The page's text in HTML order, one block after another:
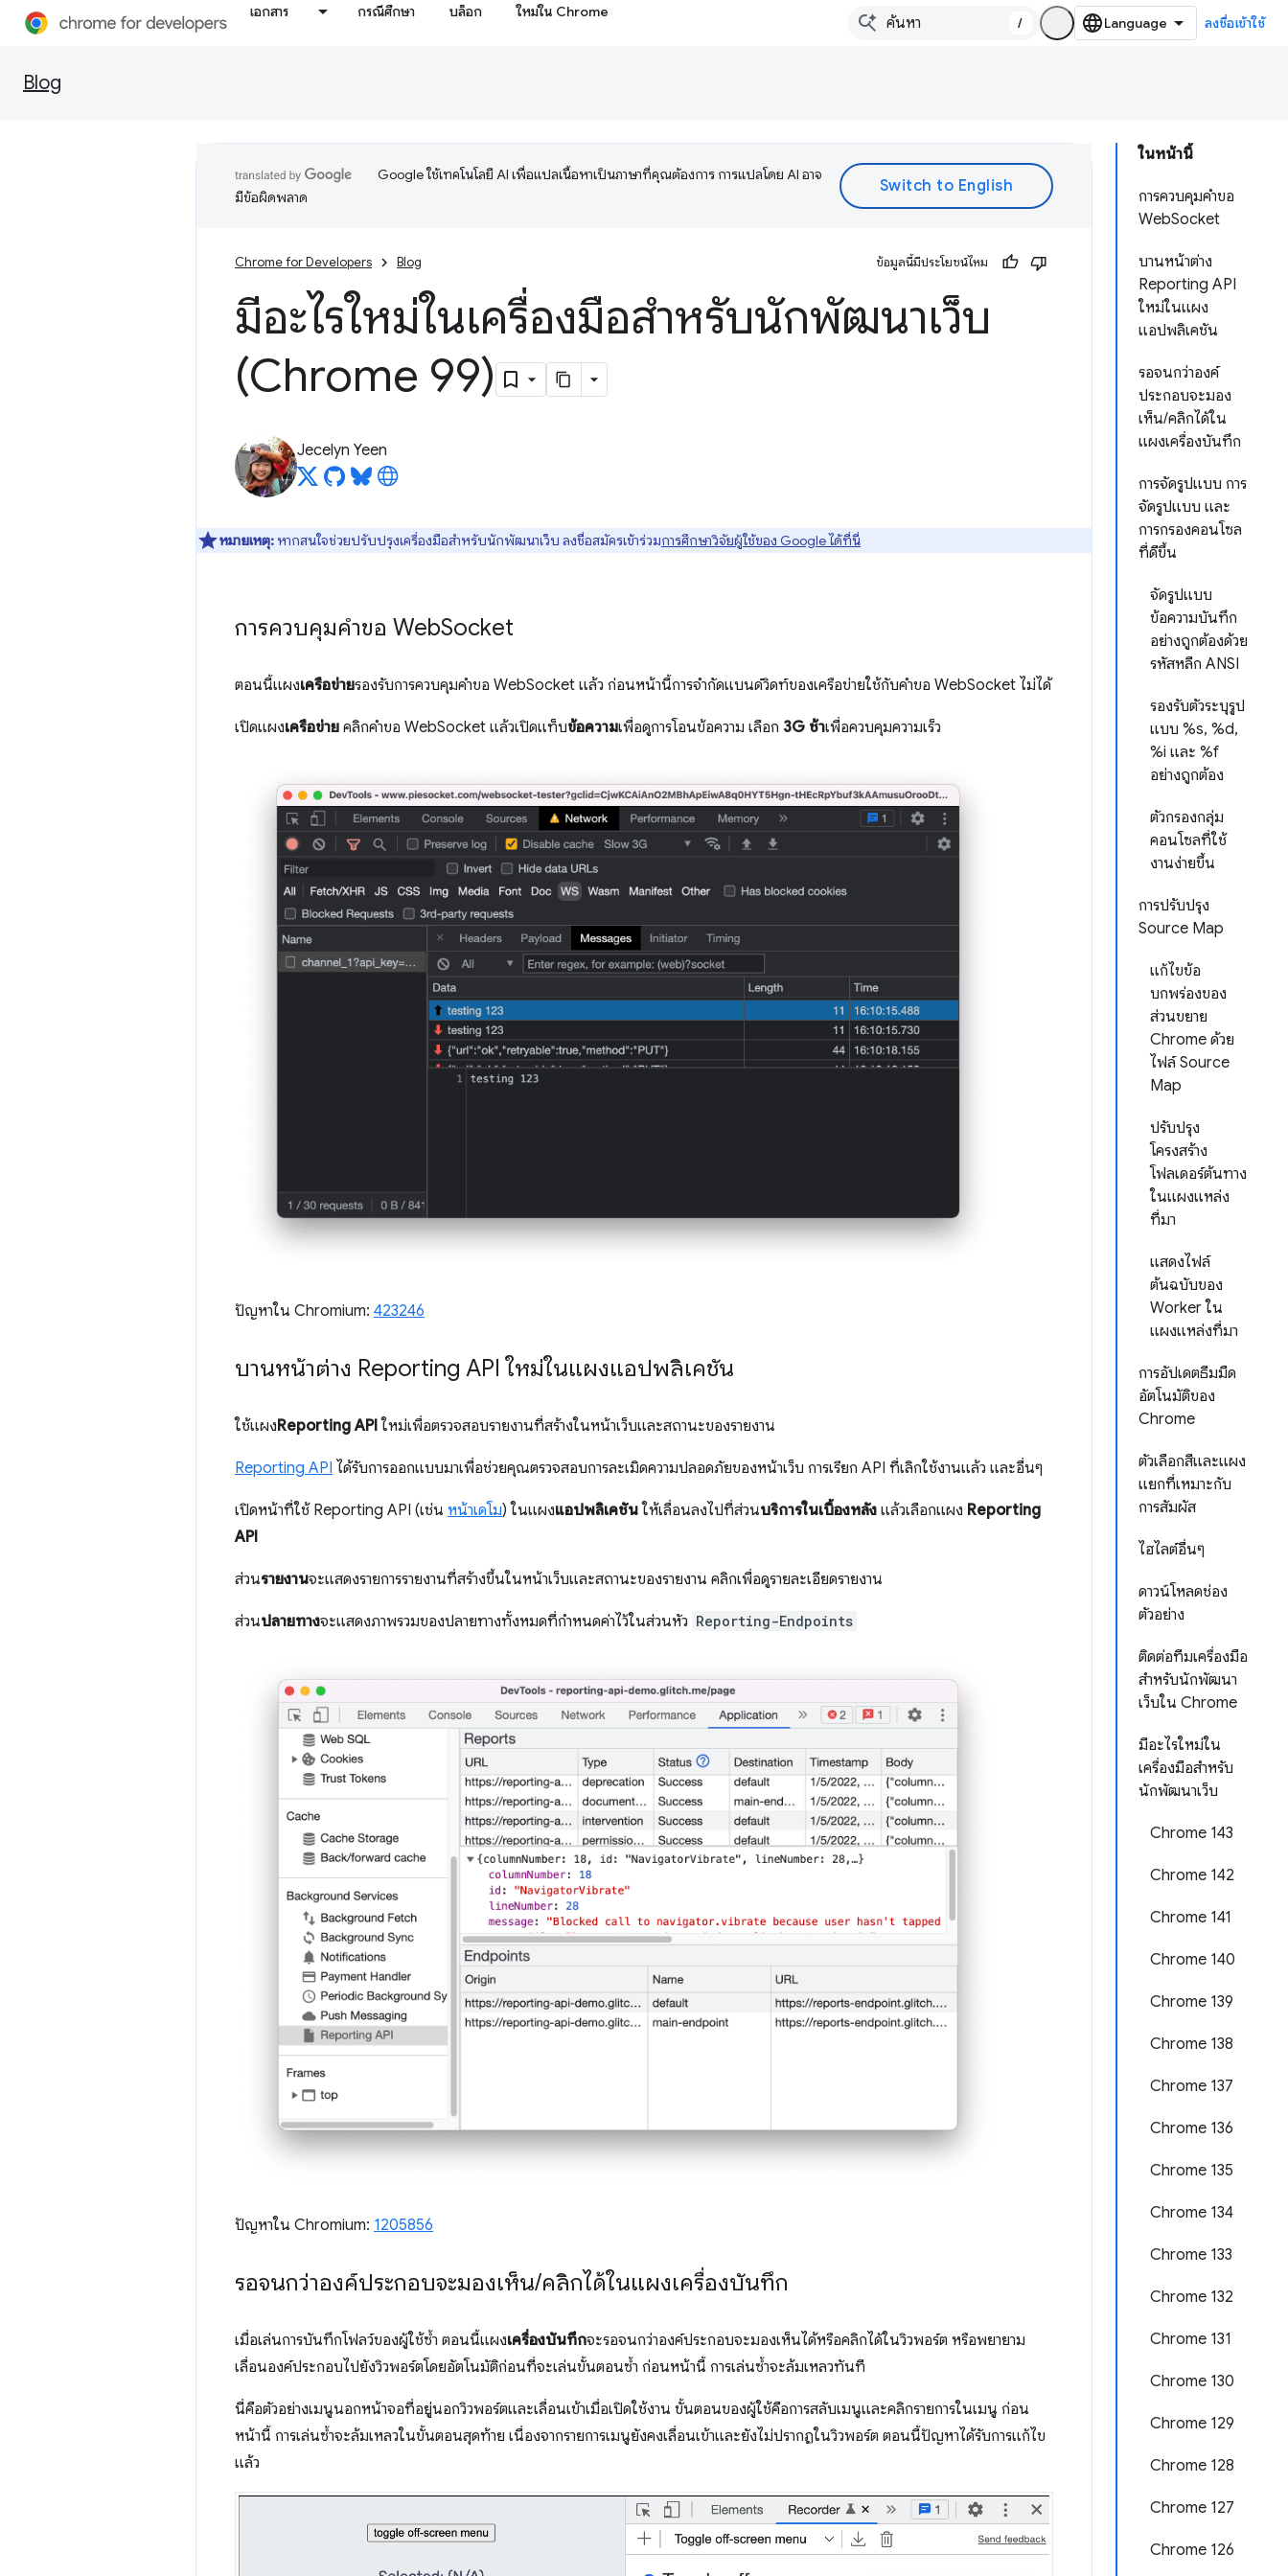
เอกสาร กรณีศึกษา บล็อก ใหม่ใน Chrome
/ ลงชื่อเข้าใช้
Blog
ในหน้านี้
การควบคุมคำขอ
WebSocket
บานหน้าต่าง
Reporting API
ใหม่ในแผง
แอปพลิเคชัน
รอจนกว่าองค์
ประกอบจะมอง
เห็น/คลิกได้ใน
แผงเครื่องบันทึก
การจัดรูปแบบ การ
จัดรูปแบบ และ
การกรองคอนโซล
ที่ดีขึ้น
จัดรูปแบบ
ข้อความบันทึก
อย่างถูกต้องด้วย
รหัสหลีก ANSI
รองรับตัวระบุรูป
แบบ %s, %d,
%i และ %f
อย่างถูกต้อง
ตัวกรองกลุ่ม
คอนโซลที่ใช้
งานง่ายขึ้น
การปรับปรุง
Source Map
แก้ไขข้อ
บกพร่องของ
ส่วนขยาย
Chrome ด้วย
ไฟล์ Source
Map
ปรับปรุง
โครงสร้าง
โฟลเดอร์ต้นทาง
ในแผงแหล่ง
ที่มา
แสดงไฟล์
ต้นฉบับของ
Worker ใน
แผงแหล่งที่มา
การอัปเดตธีมมืด
อัตโนมัติของ
Chrome
ตัวเลือกสีและแผง
แยกที่เหมาะกับ
การสัมผัส
ไฮไลต์อื่นๆ
ดาวน์โหลดช่อง
ตัวอย่าง
ติดต่อทีมเครื่องมือ
สำหรับนักพัฒนา
เว็บใน Chrome
มีอะไรใหม่ใน
เครื่องมือสำหรับ
นักพัฒนาเว็บ
Chrome 143
Chrome 142
Chrome 141
Chrome 140
Chrome 139
Chrome 138
Chrome 137
Chrome 136
Chrome 135
Chrome 134
Chrome 133
Chrome 132
Chrome 131
Chrome 130
Chrome 129
Chrome 128
Chrome 127
Chrome 126
Google ใช้เทคโนโลยี AI เพื่อแปลเนื้อหาเป็นภาษาที่คุณต้องการ การแปลโดย AI อาจ
มีข้อผิดพลาด
Chrome for Developers Blog ข้อมูลนี้มีประโยชน์ไหม
มีอะไรใหม่ในเครื่องมือสำหรับนักพัฒนาเว็บ
(Chrome 99)
Jecelyn Yeen
หมายเหตุ: หากสนใจช่วยปรับปรุงเครื่องมือสำหรับนักพัฒนาเว็บ ลงชื่อสมัครเข้าร่วมการศึกษาวิจัยผู้ใช้ของ Google ได้ที่นี่
การควบคุมคำขอ WebSocket
ตอนนี้แผงเครือข่ายรองรับการควบคุมคำขอ WebSocket แล้ว ก่อนหน้านี้การจำกัดแบนด์วิดท์ของเครือข่ายใช้กับคำขอ WebSocket ไม่ได้
เปิดแผงเครือข่าย คลิกคำขอ WebSocket แล้วเปิดแท็บข้อความเพื่อดูการโอนข้อความ เลือก 3G ช้าเพื่อควบคุมความเร็ว
ปัญหาใน Chromium: 423246
บานหน้าต่าง Reporting API ใหม่ในแผงแอปพลิเคชัน
ใช้แผงReporting API ใหม่เพื่อตรวจสอบรายงานที่สร้างในหน้าเว็บและสถานะของรายงาน
Reporting API ได้รับการออกแบบมาเพื่อช่วยคุณตรวจสอบการละเมิดความปลอดภัยของหน้าเว็บ การเรียก API ที่เลิกใช้งานแล้ว และอื่นๆ
เปิดหน้าที่ใช้ Reporting API (เช่น หน้าเดโม) ในแผงแอปพลิเคชัน ให้เลื่อนลงไปที่ส่วนบริการในเบื้องหลัง แล้วเลือกแผง Reporting
API
ส่วนรายงานจะแสดงรายการรายงานที่สร้างขึ้นในหน้าเว็บและสถานะของรายงาน คลิกเพื่อดูรายละเอียดรายงาน
ส่วนปลายทางจะแสดงภาพรวมของปลายทางทั้งหมดที่กำหนดค่าไว้ในส่วนหัว Reporting-Endpoints
ปัญหาใน Chromium: 1205856
รอจนกว่าองค์ประกอบจะมองเห็น/คลิกได้ในแผงเครื่องบันทึก
เมื่อเล่นการบันทึกโฟลว์ของผู้ใช้ซ้ำ ตอนนี้แผงเครื่องบันทึกจะรอจนกว่าองค์ประกอบจะมองเห็นได้หรือคลิกได้ในวิวพอร์ต หรือพยายาม
เลื่อนองค์ประกอบไปยังวิวพอร์ตโดยอัตโนมัติก่อนที่จะเล่นขั้นตอนซ้ำ ก่อนหน้านี้ การเล่นซ้ำจะล้มเหลวทันที
นี่คือตัวอย่างเมนูนอกหน้าจอที่อยู่นอกวิวพอร์ตและเลื่อนเข้าเมื่อเปิดใช้งาน ขั้นตอนของผู้ใช้คือการสลับเมนูและคลิกรายการในเมนู ก่อน
หน้านี้ การเล่นซ้ำจะล้มเหลวในขั้นตอนสุดท้าย เนื่องจากรายการเมนูยังคงเลื่อนเข้าและยังไม่ปรากฏในวิวพอร์ต ตอนนี้ปัญหาได้รับการแก้ไข
แล้ว